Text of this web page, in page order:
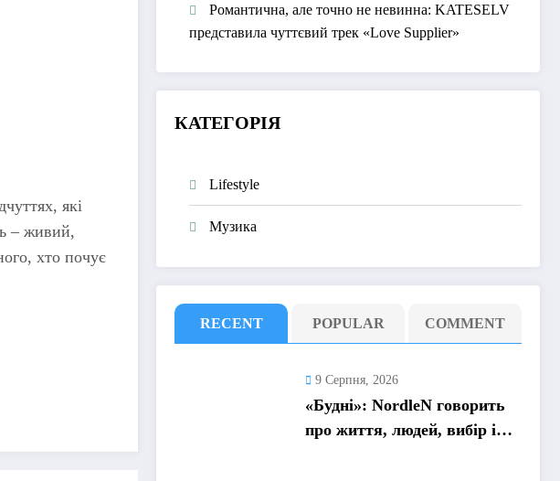
які
– живий,
хто почує
Романтична, але точно не невинна: KATESELV
представила чуттєвий трек «Love Supplier»
КАТЕГОРІЯ
Lifestyle
Музика
RECENT POPULAR COMMENT
9 Серпня, 2026
«Будні»: NordleN говорить
про життя, людей, вибір і